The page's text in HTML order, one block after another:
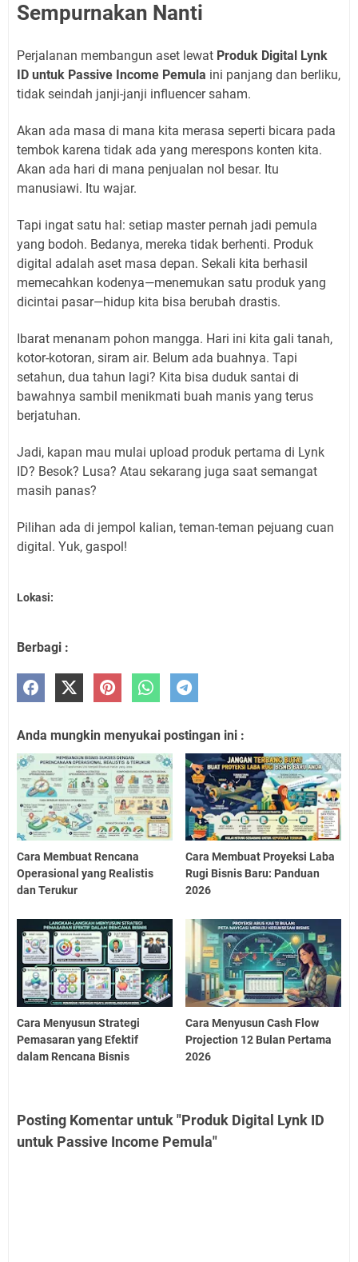
Sempurnakan Nanti
Perjalanan membangun aset lewat Produk Digital Lynk
ID untuk Passive Income Pemula ini panjang dan berliku,
tidak seindah janji-janji influencer saham.
Akan ada masa di mana kita merasa seperti bicara pada
tembok karena tidak ada yang merespons konten kita.
Akan ada hari di mana penjualan nol besar. Itu
manusiawi. Itu wajar.
Tapi ingat satu hal: setiap master pernah jadi pemula
yang bodoh. Bedanya, mereka tidak berhenti. Produk
digital adalah aset masa depan. Sekali kita berhasil
memecahkan kodenya—menemukan satu produk yang
dicintai pasar—hidup kita bisa berubah drastis.
Ibarat menanam pohon mangga. Hari ini kita gali tanah,
kotor-kotoran, siram air. Belum ada buahnya. Tapi
setahun, dua tahun lagi? Kita bisa duduk santai di
bawahnya sambil menikmati buah manis yang terus
berjatuhan.
Jadi, kapan mau mulai upload produk pertama di Lynk
ID? Besok? Lusa? Atau sekarang juga saat semangat
masih panas?
Pilihan ada di jempol kalian, teman-teman pejuang cuan
digital. Yuk, gaspol!
Lokasi:
Berbagi :
Anda mungkin menyukai postingan ini :
Cara Membuat Rencana
Operasional yang Realistis
dan Terukur
Cara Membuat Proyeksi Laba
Rugi Bisnis Baru: Panduan
2026
Cara Menyusun Strategi
Pemasaran yang Efektif
dalam Rencana Bisnis
Cara Menyusun Cash Flow
Projection 12 Bulan Pertama
2026
Posting Komentar untuk "Produk Digital Lynk ID
untuk Passive Income Pemula"